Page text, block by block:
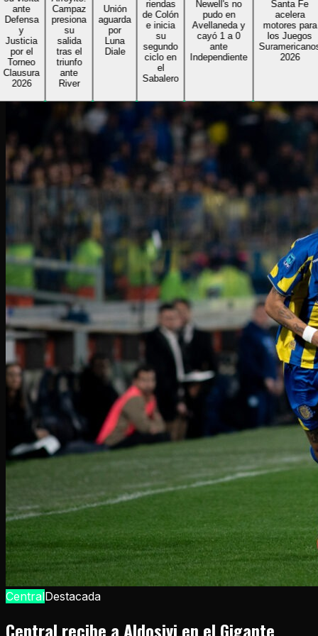
ante
el
2026
Campaz
presiona
salida
tras el
triunfo
ante
River
Unión
aguarda
por
Luna
Diale
riendas
de Colón
e inicia
segundo
ciclo en
Sabalero
Newell's no
pudo en
Avellaneda y
cayó 1 a 0
ante
Independiente
Santa Fe
acelera
motores para
los Juegos
Suramericanos
2026
CentralDestacada
Central recibe a Aldosivi en el Gigante